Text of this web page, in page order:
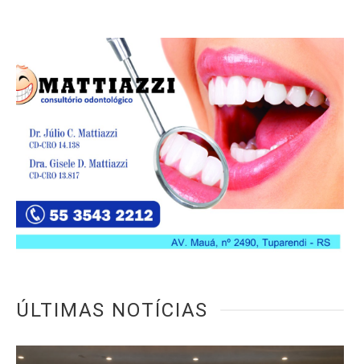
ÚLTIMAS NOTÍCIAS